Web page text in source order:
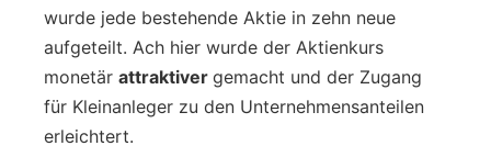
wurde jede bestehende Aktie in zehn neue
aufgeteilt. Ach hier wurde der Aktienkurs
monetär attraktiver gemacht und der Zugang
für Kleinanleger zu den Unternehmensanteilen
erleichtert.